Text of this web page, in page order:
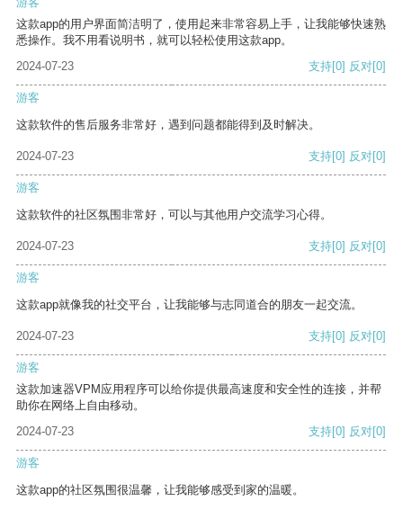
这款app的用户界面简洁明了，使用起来非常容易上手，让我能够快速熟
悉操作。我不用看说明书，就可以轻松使用这款app。
2024-07-23
支持[0] 反对[0]
游客
这款软件的售后服务非常好，遇到问题都能得到及时解决。
2024-07-23 支持[0] 反对[0]
游客
这款软件的社区氛围非常好，可以与其他用户交流学习心得。
2024-07-23 支持[0] 反对[0]
游客
这款app就像我的社交平台，让我能够与志同道合的朋友一起交流。
2024-07-23 支持[0] 反对[0]
游客
这款加速器VPM应用程序可以给你提供最高速度和安全性的连接，并帮
助你在网络上自由移动。
2024-07-23
支持[0] 反对[0]
游客
这款app的社区氛围很温馨，让我能够感受到家的温暖。